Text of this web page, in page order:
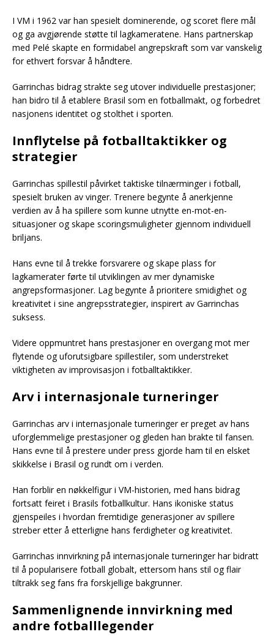
I VM i 1962 var han spesielt dominerende, og scoret flere mål
og ga avgjørende støtte til lagkameratene. Hans partnerskap
med Pelé skapte en formidabel angrepskraft som var vanskelig
for ethvert forsvar å håndtere.
Garrinchas bidrag strakte seg utover individuelle prestasjoner;
han bidro til å etablere Brasil som en fotballmakt, og forbedret
nasjonens identitet og stolthet i sporten.
Innflytelse på fotballtaktikker og
strategier
Garrinchas spillestil påvirket taktiske tilnærminger i fotball,
spesielt bruken av vinger. Trenere begynte å anerkjenne
verdien av å ha spillere som kunne utnytte en-mot-en-
situasjoner og skape scoringsmuligheter gjennom individuell
briljans.
Hans evne til å trekke forsvarere og skape plass for
lagkamerater førte til utviklingen av mer dynamiske
angrepsformasjoner. Lag begynte å prioritere smidighet og
kreativitet i sine angrepsstrategier, inspirert av Garrinchas
suksess.
Videre oppmuntret hans prestasjoner en overgang mot mer
flytende og uforutsigbare spillestiler, som understreket
viktigheten av improvisasjon i fotballtaktikker.
Arv i internasjonale turneringer
Garrinchas arv i internasjonale turneringer er preget av hans
uforglemmelige prestasjoner og gleden han brakte til fansen.
Hans evne til å prestere under press gjorde ham til en elsket
skikkelse i Brasil og rundt om i verden.
Han forblir en nøkkelfigur i VM-historien, med hans bidrag
fortsatt feiret i Brasils fotballkultur. Hans ikoniske status
gjenspeiles i hvordan fremtidige generasjoner av spillere
streber etter å etterligne hans ferdigheter og kreativitet.
Garrinchas innvirkning på internasjonale turneringer har bidratt
til å popularisere fotball globalt, ettersom hans stil og flair
tiltrakk seg fans fra forskjellige bakgrunner.
Sammenlignende innvirkning med
andre fotballlegender